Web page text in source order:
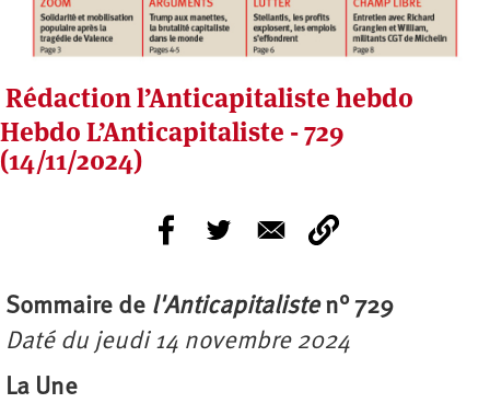
Rédaction l’Anticapitaliste hebdo
Hebdo L’Anticapitaliste - 729
(14/11/2024)
Sommaire de l'Anticapitalisten° 729
Daté du jeudi 14 novembre 2024
La Une